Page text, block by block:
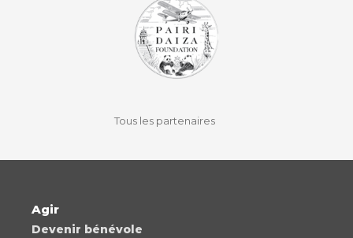
Tous les partenaires
Agir
Devenir bénévole